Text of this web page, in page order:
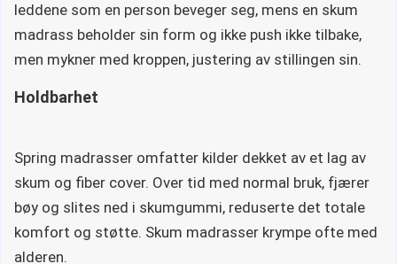
leddene som en person beveger seg, mens en skum
madrass beholder sin form og ikke push ikke tilbake,
men mykner med kroppen, justering av stillingen sin.
Holdbarhet
Spring madrasser omfatter kilder dekket av et lag av
skum og fiber cover. Over tid med normal bruk, fjærer
bøy og slites ned i skumgummi, reduserte det totale
komfort og støtte. Skum madrasser krympe ofte med
alderen.